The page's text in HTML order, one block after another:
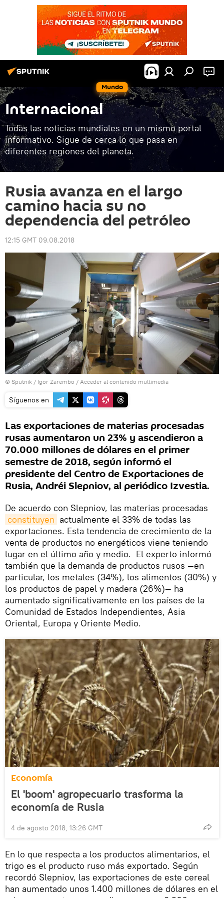
Mundo
Internacional
Todas las noticias mundiales en un mismo portal
informativo. Sigue de cerca lo que pasa en
diferentes regiones del planeta.
Rusia avanza en el largo
camino hacia su no
dependencia del petróleo
12:15 GMT 09.08.2018
© Sputnik / Igor Zarembo / Acceder al contenido multimedia
Síguenos en
Las exportaciones de materias procesadas
rusas aumentaron un 23% y ascendieron a
70.000 millones de dólares en el primer
semestre de 2018, según informó el
presidente del Centro de Exportaciones de
Rusia, Andréi Slepniov, al periódico Izvestia.
De acuerdo con Slepniov, las materias procesadas
constituyen actualmente el 33% de todas las
exportaciones. Esta tendencia de crecimiento de la
venta de productos no energéticos viene teniendo
lugar en el último año y medio. El experto informó
también que la demanda de productos rusos —en
particular, los metales (34%), los alimentos (30%) y
los productos de papel y madera (26%)— ha
aumentado significativamente en los países de la
Comunidad de Estados Independientes, Asia
Oriental, Europa y Oriente Medio.
Economía
El 'boom' agropecuario trasforma la
economía de Rusia
4 de agosto 2018, 13:26 GMT
En lo que respecta a los productos alimentarios, el
trigo es el producto ruso más exportado. Según
recordó Slepniov, las exportaciones de este cereal
han aumentado unos 1.400 millones de dólares en el